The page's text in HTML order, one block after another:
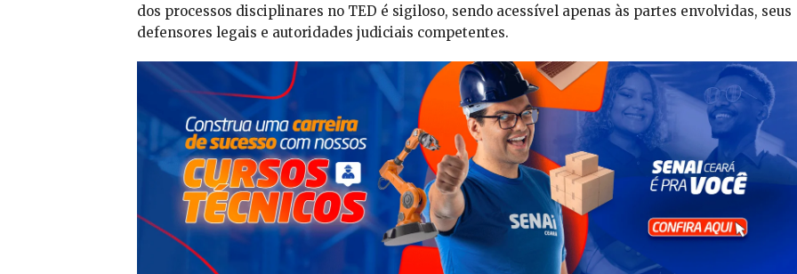
dos processos disciplinares no TED é sigiloso, sendo acessível apenas às partes envolvidas, seus
defensores legais e autoridades judiciais competentes.